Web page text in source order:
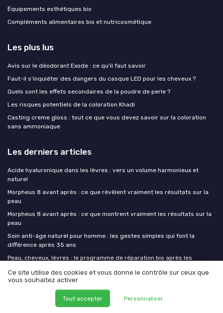
Équipements esthétiques bio
Compléments alimentaires bio et nutricosmétique
Les plus lus
Avis sur le déodorant Exode : ce qu'il faut savoir
Faut-il s’inquiéter des dangers du casque LED pour les cheveux ?
Quels sont les effets secondaires de la poudre de perle ?
Les risques potentiels de la coloration Khadi
Casting creme gloss : tout ce que vous devez savoir sur la coloration
sans ammoniaque
Les derniers articles
Acide hyaluronique dans les lèvres : vers un volume harmonieux et
naturel
Morpheus 8 avant après : ce que révèlent vraiment les résultats sur la
peau
Morpheus 8 avant après : ce que montrent vraiment les résultats sur la
peau
Soin anti-âge naturel pour homme : les gestes simples qui font la
différence après 35 ans
Peau, cheveux, lèvres : le programme de réparation bio après les
Mes cosmetiques bio
Ce site utilise des cookies et vous donne le contrôle sur ceux que
vous souhaitez activer
Tout accepter Personnaliser